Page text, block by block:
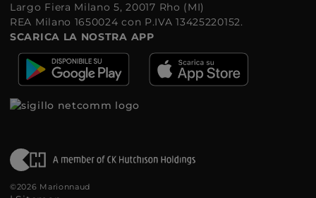
Largo Fiera Milano 5, 20017 Rho (MI)
REA Milano 1650024 con P.IVA 13425220152.
SCARICA LA NOSTRA APP
©2026 Marionnaud